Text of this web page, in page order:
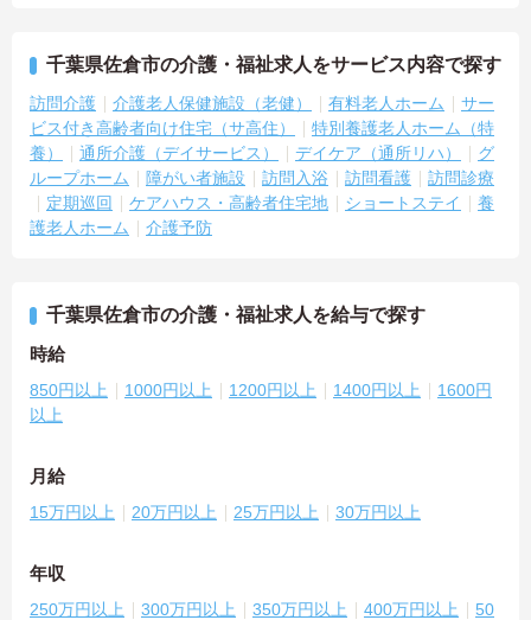
千葉県佐倉市の介護・福祉求人をサービス内容で探す
訪問介護 介護老人保健施設（老健） 有料老人ホーム
サー
ビス付き高齢者向け住宅（サ高住）
特別養護老人ホーム（特
養）
通所介護（デイサービス） デイケア（通所リハ）
グ
ループホーム
障がい者施設 訪問入浴 訪問看護
訪問診療
定期巡回
ケアハウス・高齢者住宅地 ショートステイ
養
護老人ホーム
介護予防
千葉県佐倉市の介護・福祉求人を給与で探す
時給
850円以上 1000円以上 1200円以上 1400円以上
1600円
以上
月給
15万円以上 20万円以上 25万円以上 30万円以上
年収
250万円以上 300万円以上 350万円以上 400万円以上
50